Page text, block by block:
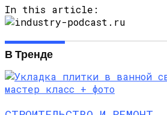
In this article:
В Тренде